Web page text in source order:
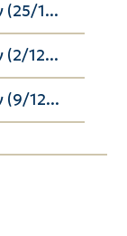
(25/1...
(2/12...
(9/12...